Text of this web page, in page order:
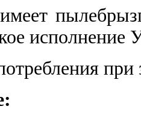
при